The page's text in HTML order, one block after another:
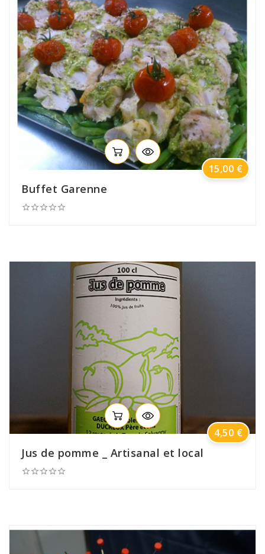
Buffet Garenne

Prix
15,00 €
Jus de pomme _ Artisanal et local

Prix
4,50 €